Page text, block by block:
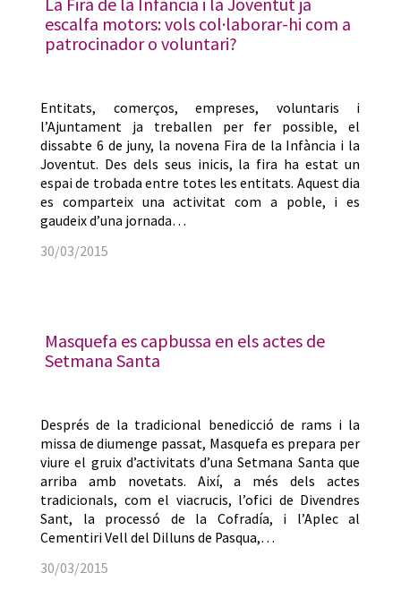
escalfa motors: vols col·laborar-hi com a
patrocinador o voluntari?
Entitats, comerços, empreses, voluntaris i
l’Ajuntament ja treballen per fer possible, el
dissabte 6 de juny, la novena Fira de la Infància i la
Joventut. Des dels seus inicis, la fira ha estat un
espai de trobada entre totes les entitats. Aquest dia
es comparteix una activitat com a poble, i es
gaudeix d’una jornada…
30/03/2015
Masquefa es capbussa en els actes de
Setmana Santa
Després de la tradicional benedicció de rams i la
missa de diumenge passat, Masquefa es prepara per
viure el gruix d’activitats d’una Setmana Santa que
arriba amb novetats. Així, a més dels actes
tradicionals, com el viacrucis, l’ofici de Divendres
Sant, la processó de la Cofradía, i l’Aplec al
Cementiri Vell del Dilluns de Pasqua,…
30/03/2015